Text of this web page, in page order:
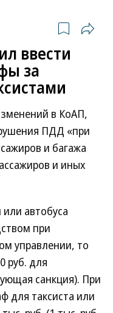
ввести
за
в КоАП,
ПДД «при
и багажа
и иных
автобуса
при
управлении, то
руб. для
санкция). При
для таксиста или